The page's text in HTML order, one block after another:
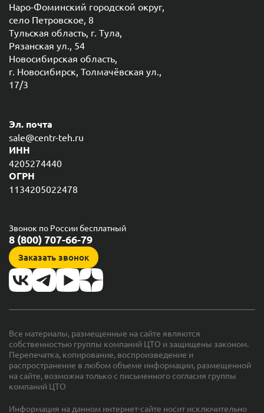
Эл. почта
sale@centr-teh.ru
ИНН
4205274440
ОГРН
1134205022478
Наро-Фоминский городской округ,
село Петровское, 8
Тульская область, г. Тула,
Рязанская ул., 54
Новосибирская область,
г. Новосибирск, Толмачёвская ул.,
17/3
Звонок по России бесплатный
8 (800) 707-66-79
Заказать звонок
Все материалы, размещенные на сайте являются
собственностью группы компаний ЦТО и защищены законом.
Перепечатка, копирование, воспроизведение и
распространение в любом объеме информации, размещенной
на сайте, возможна только с письменного согласия группы
компаний ЦТО
Информация на данном интернет-сайте носит исключительно